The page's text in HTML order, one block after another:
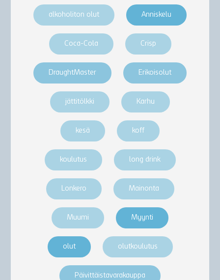
alkoholiton olut Anniskelu
Coca-Cola Crisp
DraughtMaster Erikoisolut
jättitölkki Karhu
kesä koff
koulutus long drink
Lonkero Mainonta
Muumi Myynti
olut olutkoulutus
Päivittäistavarakauppa